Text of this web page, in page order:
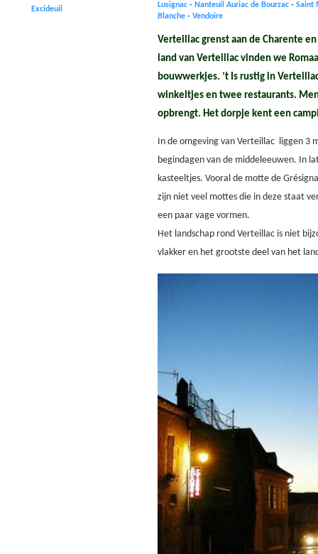
Excideuil
Lusignac - Nanteuil Auriac de Bourzac - Saint
Blanche - Vendoire
Verteillac grenst aan de Charente
land van Verteillac vinden we
bouwwerkjes. ’t Is rustig in
winkeltjes en twee restaurants.
opbrengt. Het dorpje kent een
In de omgeving van Verteillac liggen 3
begindagen van de middeleeuwen. In
kasteeltjes. Vooral de motte de
zijn niet veel mottes die in deze staat
een paar vage vormen.
Het landschap rond Verteillac is niet
vlakker en het grootste deel van het